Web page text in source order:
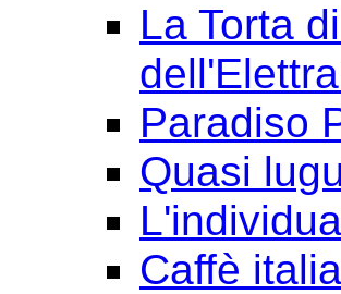
La Torta
Paradiso
Quasi
Caffè